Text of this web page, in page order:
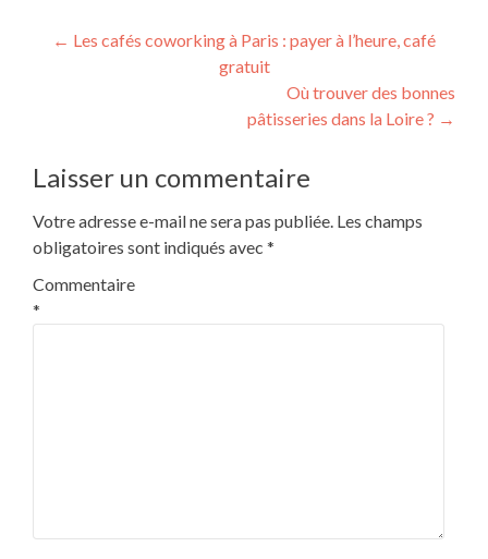
Navigation
← Les cafés coworking à Paris : payer à l’heure, café
gratuit
Où trouver des bonnes
pâtisseries dans la Loire ? →
Laisser un commentaire
Votre adresse e-mail ne sera pas publiée. Les champs
obligatoires sont indiqués avec *
Commentaire
*